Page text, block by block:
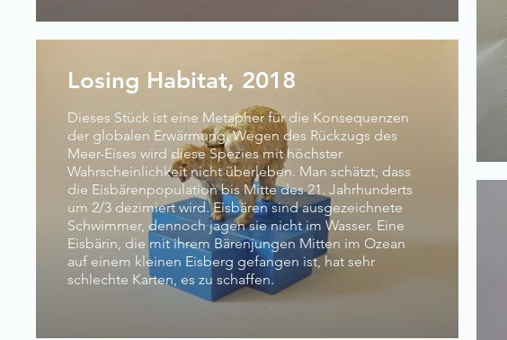
Losing Habitat, 2018
Dieses Stück ist eine Metapher für die Konsequenzen
der globalen Erwärmung. Wegen des Rückzugs des
Meer-Eises wird diese Spezies mit höchster
Wahrscheinlichkeit nicht überleben. Man schätzt, dass
die Eisbärenpopulation bis Mitte des 21. Jahrhunderts
um 2/3 dezimiert wird. Eisbären sind ausgezeichnete
Schwimmer, dennoch jagen sie nicht im Wasser. Eine
Eisbärin, die mit ihrem Bärenjungen Mitten im Ozean
auf einem kleinen Eisberg gefangen ist, hat sehr
schlechte Karten, es zu schaffen.